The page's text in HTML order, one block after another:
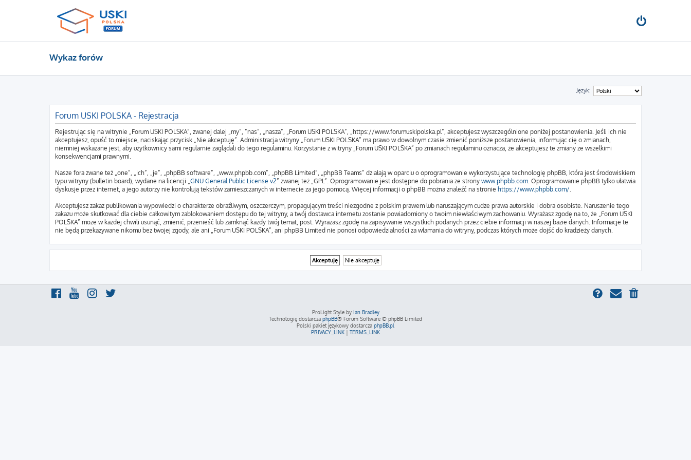
Wykaz forów
Język:
Forum USKI POLSKA - Rejestracja
Rejestrując się na witrynie „Forum USKI POLSKA”, zwanej dalej „my”, ”nas”, „nasza”, „Forum USKI POLSKA”, „https://www.forumuskipolska.pl”, akceptujesz wyszczególnione poniżej postanowienia. Jeśli ich nie
akceptujesz, opuść to miejsce, naciskając przycisk „Nie akceptuję”. Administracja witryny „Forum USKI POLSKA” ma prawo w dowolnym czasie zmienić poniższe postanowienia, informując cię o zmianach,
niemniej wskazane jest, aby użytkownicy sami regularnie zaglądali do tego regulaminu. Korzystanie z witryny „Forum USKI POLSKA” po zmianach regulaminu oznacza, że akceptujesz te zmiany ze wszelkimi
konsekwencjami prawnymi.
Nasze fora zwane też „one”, „ich”, „je”, „phpBB software”, „www.phpbb.com”, „phpBB Limited”, „phpBB Teams” działają w oparciu o oprogramowanie wykorzystujące technologię phpBB, która jest środowiskiem
typu witryny (bulletin board), wydane na licencji „ GNU General Public License v2” zwanej też „GPL”. Oprogramowanie jest dostępne do pobrania ze strony www.phpbb.com . Oprogramowanie phpBB tylko ułatwia
dyskusje przez internet, a jego autorzy nie kontrolują tekstów zamieszczanych w internecie za jego pomocą. Więcej informacji o phpBB można znaleźć na stronie https://www.phpbb.com/
Akceptujesz zakaz publikowania wypowiedzi o charakterze obraźliwym, oszczerczym, propagującym treści niezgodne z polskim prawem lub naruszającym cudze prawa autorskie i dobra osobiste. Naruszenie tego
zakazu może skutkować dla ciebie całkowitym zablokowaniem dostępu do tej witryny, a twój dostawca internetu zostanie powiadomiony o twoim niewłaściwym zachowaniu. Wyrażasz zgodę na to, że „Forum USKI
POLSKA” może w każdej chwili usunąć, zmienić, przenieść lub zamknąć każdy twój temat, post. Wyrażasz zgodę na zapisywanie wszystkich podanych przez ciebie informacji w naszej bazie danych. Informacje te
nie będą przekazywane nikomu bez twojej zgody, ale ani „Forum USKI POLSKA”, ani phpBB Limited nie ponosi odpowiedzialności za włamania do witryny, podczas których może dojść do kradzieży danych.
ProLight Style by Ian Bradley
Technologię dostarcza phpBB® Forum Software © phpBB Limited
Polski pakiet językowy dostarcza phpBB.pl
PRIVACY_LINK | TERMS_LINK